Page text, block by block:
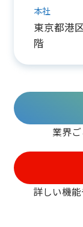
本社
東京都港
階
業界
詳しい機